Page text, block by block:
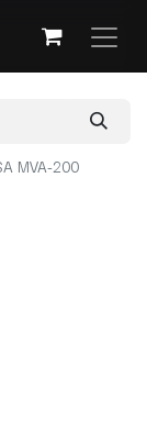
MVA-200